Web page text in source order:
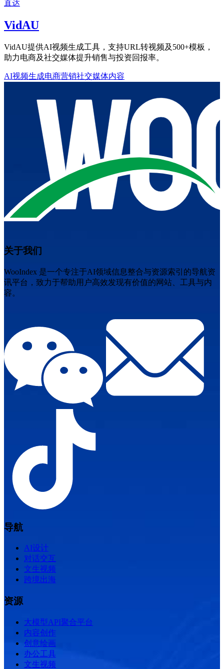
直达
VidAU
VidAU提供AI视频生成工具，支持URL转视频及500+模板，
助力电商及社交媒体提升销售与投资回报率。
AI视频生成电商营销社交媒体内容
关于我们
WooIndex 是一个专注于AI领域信息整合与资源索引的导航资
讯平台，致力于帮助用户高效发现有价值的网站、工具与内
容。
导航
AI设计
对话交互
文生视频
跨境出海
资源
大模型API聚合平台
内容创作
创意绘画
办公工具
文生视频